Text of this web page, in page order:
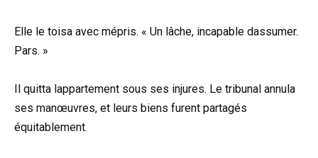
Elle le toisa avec mépris. « Un lâche, incapable dassumer.
Pars. »
Il quitta lappartement sous ses injures. Le tribunal annula
ses manœuvres, et leurs biens furent partagés
équitablement.